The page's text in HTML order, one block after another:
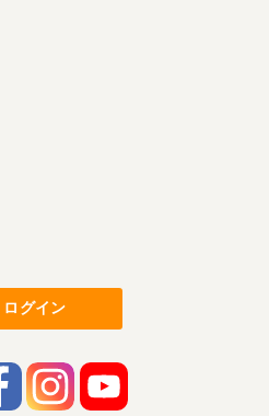
うございました。
作業で活躍しています
ログイン